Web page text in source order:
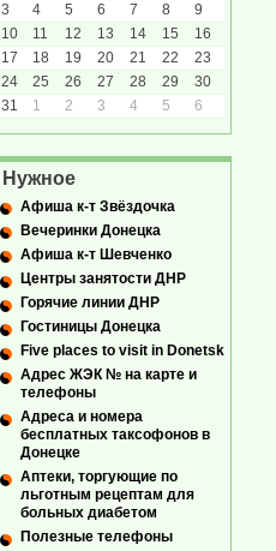
3
4 5 6 7 8
9
10
11 12 13 14 15
16
17
18 19 20 21 22
23
24
25 26 27 28 29
30
31
1 2 3 4 5 6
Нужное
Афиша к-т Звёздочка
Вечеринки Донецка
Афиша к-т Шевченко
Центры занятости ДНР
Горячие линии ДНР
Гостиницы Донецка
Five places to visit in Donetsk
Адрес ЖЭК № на карте и
телефоны
Адреса и номера
бесплатных таксофонов в
Донецке
Аптеки, торгующие по
льготным рецептам для
больных диабетом
Полезные телефоны